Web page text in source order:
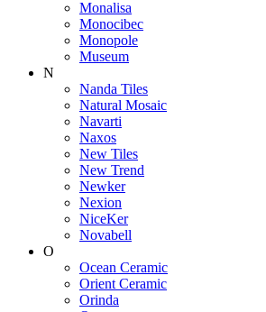
Monalisa
Monocibec
Monopole
Museum
N
Nanda Tiles
Natural Mosaic
Navarti
Naxos
New Tiles
New Trend
Newker
Nexion
NiceKer
Novabell
O
Ocean Ceramic
Orient Ceramic
Orinda